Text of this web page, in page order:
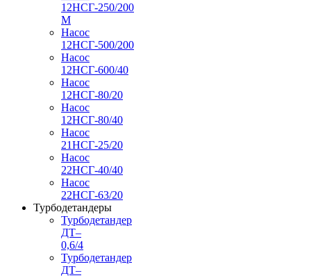
12НСГ-250/200
М
Насос
12НСГ-500/200
Насос
12НСГ-600/40
Насос
12НСГ-80/20
Насос
12НСГ-80/40
Насос
21НСГ-25/20
Насос
22НСГ-40/40
Насос
22НСГ-63/20
Турбодетандеры
Турбодетандер
ДТ–
0,6/4
Турбодетандер
ДТ–